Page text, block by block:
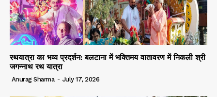
रथयात्रा का भव्य प्रदर्शन: बलटाना में भक्तिमय वातावरण में निकली श्री
जगन्नाथ रथ यात्रा
Anurag Sharma - July 17, 2026